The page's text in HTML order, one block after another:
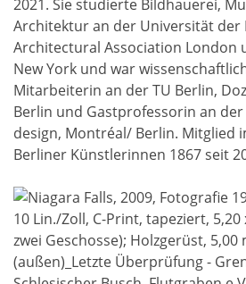
2021. Sie studierte Bildhauerei,
Architektur an der Universität der
Architectural Association London
New York und war
Mitarbeiterin an der TU Berlin,
Berlin und Gastprofessorin an der
design, Montréal/ Berlin. Mitglied
Berliner Künstlerinnen 1867 seit